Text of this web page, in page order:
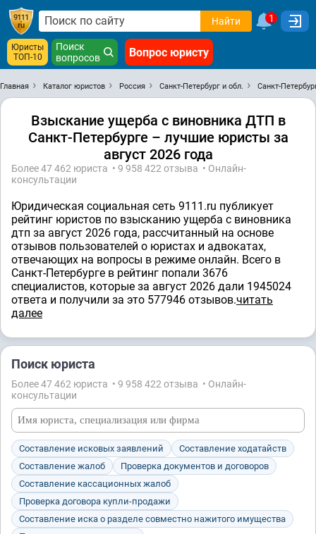
Найти 1
Юристы
ТОП-10
Поиск
вопросов
Вопрос юристу
Главная Каталог юристов Россия Санкт-Петербург и обл. Санкт-
Взыскание ущерба с виновника ДТП в
Санкт-Петербурге – лучшие юристы за
август 2026 года
Более 47 462 юристa • 9 958 422 отзывa • Онлайн-
консультации
Юридическая социальная сеть 9111.ru публикует
рейтинг юристов по взысканию ущерба с виновника
дтп за август 2026 года, рассчитанный на основе
отзывов пользователей о юристах и адвокатах,
отвечающих на вопросы в режиме онлайн. Всего в
Санкт-Петербурге в рейтинг попали 3676
специалистов, которые за август 2026 дали 1945024
ответa и получили за это 577946 отзывов.читать
далее
Поиск юриста
Более 47 462 юристa • 9 958 422 отзывa • Онлайн-
консультации
Составление исковых заявлений
Составление ходатайств
Составление жалоб
Проверка документов и договоров
Составление кассационных жалоб
Проверка договора купли-продажи
Составление иска о разделе совместно нажитого имущества